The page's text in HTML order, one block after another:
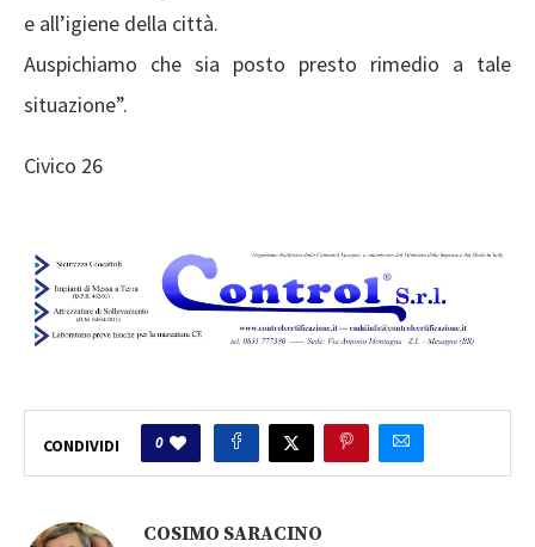
e all’igiene della città.
Auspichiamo che sia posto presto rimedio a tale
situazione”.
Civico 26
CONDIVIDI 0
COSIMO SARACINO